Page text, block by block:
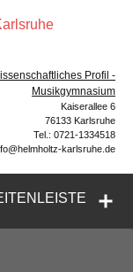
Profil -
Musikgymnasium
Kaiserallee 6
76133 Karlsruhe
Tel.: 0721-1334518
karlsruhe.de